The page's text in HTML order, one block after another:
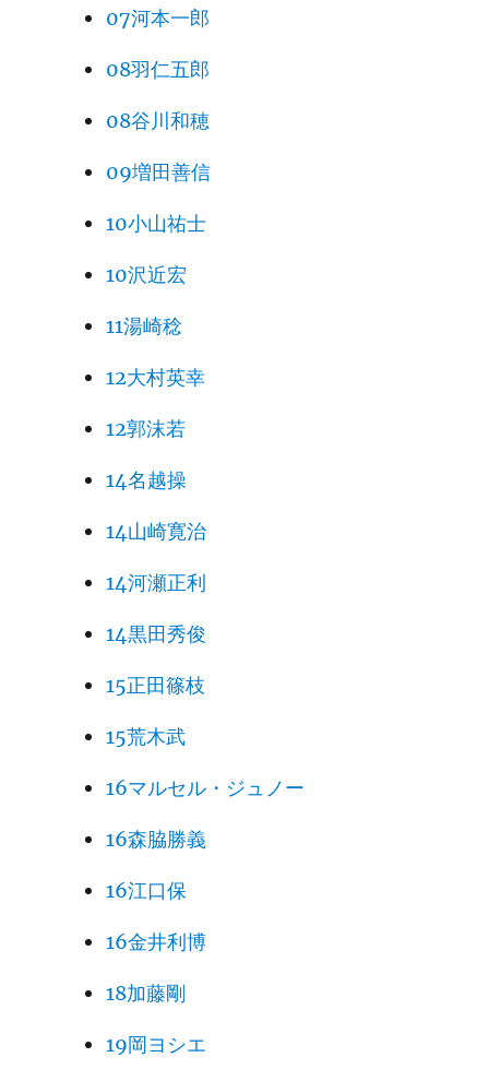
07河本一郎
08羽仁五郎
08谷川和穂
09増田善信
10小山祐士
10沢近宏
11湯崎稔
12大村英幸
12郭沫若
14名越操
14山崎寛治
14河瀬正利
14黒田秀俊
15正田篠枝
15荒木武
16マルセル・ジュノー
16森脇勝義
16江口保
16金井利博
18加藤剛
19岡ヨシエ